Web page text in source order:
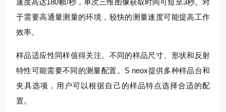
速度高达180帧/秒，单次三维图像获取时间可短至3秒。对
于需要高通量测量的环境，较快的测量速度可能提高工作
效率。
样品适应性同样值得关注。不同的样品尺寸、形状和反射
特性可能需要不同的测量配置。S neox提供多种样品台和
夹具选项，用户可以根据自己的样品特点选择合适的配
置。